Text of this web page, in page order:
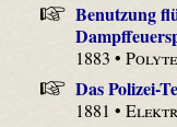
Benutzung
1883 •
Das Polizei-
1881 •